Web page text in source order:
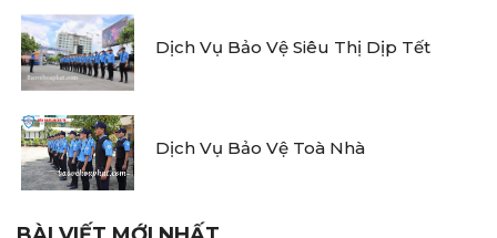
Dịch Vụ Bảo Vệ Siêu Thị Dịp Tết
Dịch Vụ Bảo Vệ Toà Nhà